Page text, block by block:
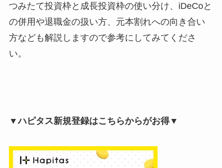
つみたて投資枠と成長投資枠の使い分け、iDeCoと
の併用や退職金の扱い方、元本割れへの向き合い
方なども解説しますので参考にしてみてくださ
い。
▼ハピタス新規登録はこちらからがお得▼